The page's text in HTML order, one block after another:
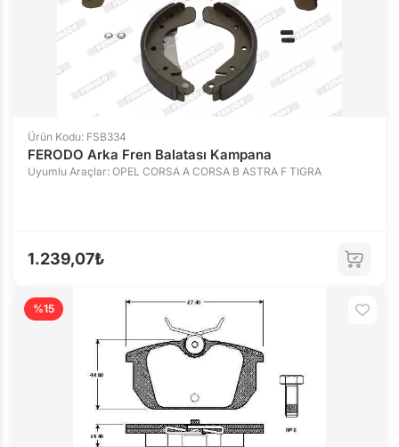
Ürün Kodu: FSB334
FERODO Arka Fren Balatası Kampana
Uyumlu Araçlar: OPEL CORSA A CORSA B ASTRA F TIGRA
1.239,07₺
%15